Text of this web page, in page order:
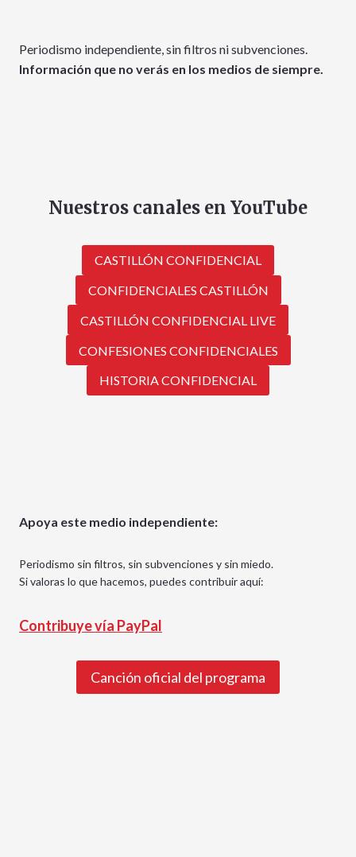
Periodismo independiente, sin filtros ni subvenciones.
Información que no verás en los medios de siempre.
Nuestros canales en YouTube
CASTILLÓN CONFIDENCIAL
CONFIDENCIALES CASTILLÓN
CASTILLÓN CONFIDENCIAL LIVE
CONFESIONES CONFIDENCIALES
HISTORIA CONFIDENCIAL
Apoya este medio independiente:
Periodismo sin filtros, sin subvenciones y sin miedo.
Si valoras lo que hacemos, puedes contribuir aquí:
Contribuye vía PayPal
Canción oficial del programa